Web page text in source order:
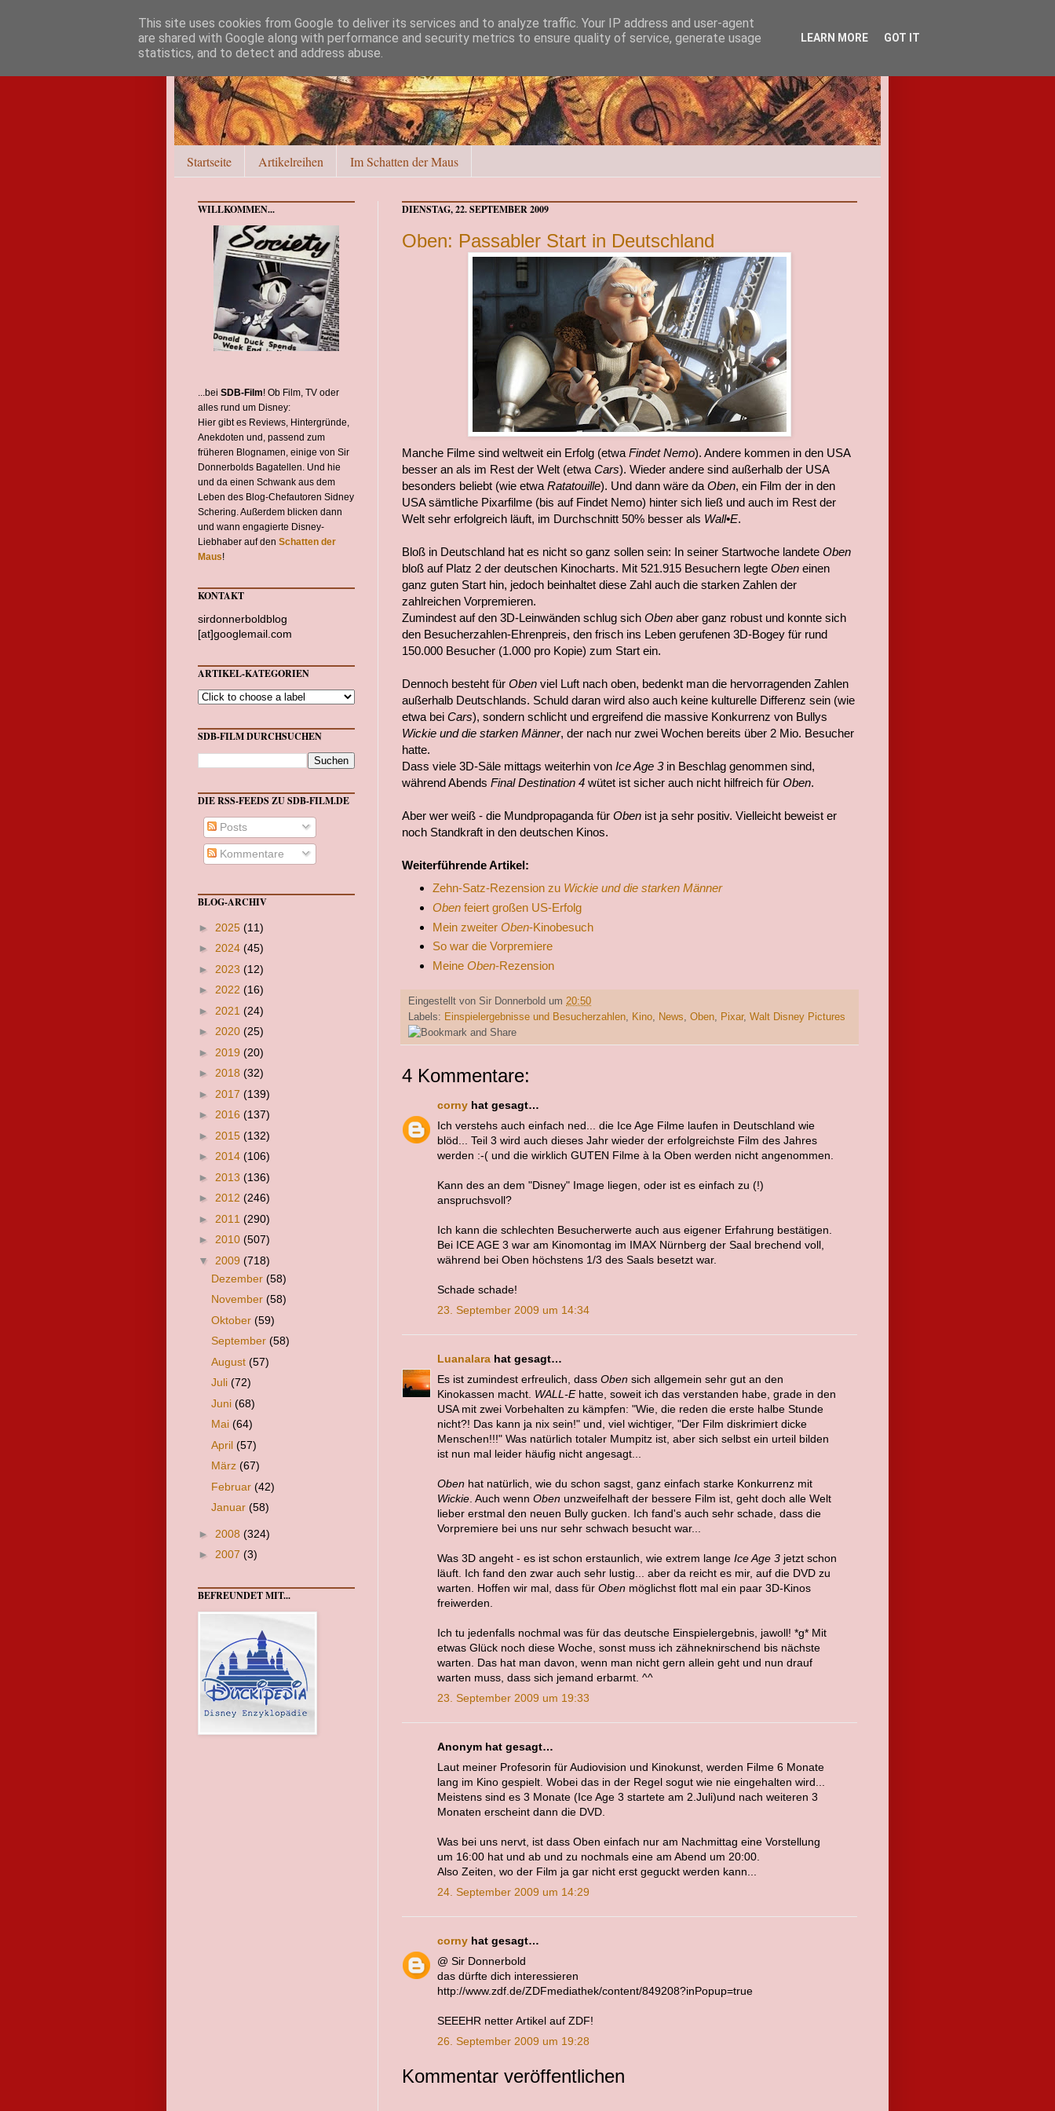
Startseite Artikelreihen Im Schatten der Maus
DIENSTAG, 22. SEPTEMBER 2009
Oben: Passabler Start in Deutschland
Manche Filme sind weltweit ein Erfolg (etwa Findet Nemo). Andere kommen in den USA
besser an als im Rest der Welt (etwa Cars). Wieder andere sind außerhalb der USA
besonders beliebt (wie etwa Ratatouille). Und dann wäre da Oben, ein Film der in den
USA sämtliche Pixarfilme (bis auf Findet Nemo) hinter sich ließ und auch im Rest der
Welt sehr erfolgreich läuft, im Durchschnitt 50% besser als Wall•E.
Bloß in Deutschland hat es nicht so ganz sollen sein: In seiner Startwoche landete Oben
bloß auf Platz 2 der deutschen Kinocharts. Mit 521.915 Besuchern legte Oben einen
ganz guten Start hin, jedoch beinhaltet diese Zahl auch die starken Zahlen der
zahlreichen Vorpremieren.
Zumindest auf den 3D-Leinwänden schlug sich Oben aber ganz robust und konnte sich
den Besucherzahlen-Ehrenpreis, den frisch ins Leben gerufenen 3D-Bogey für rund
150.000 Besucher (1.000 pro Kopie) zum Start ein.
Dennoch besteht für Oben viel Luft nach oben, bedenkt man die hervorragenden Zahlen
außerhalb Deutschlands. Schuld daran wird also auch keine kulturelle Differenz sein (wie
etwa bei Cars), sondern schlicht und ergreifend die massive Konkurrenz von Bullys
Wickie und die starken Männer, der nach nur zwei Wochen bereits über 2 Mio. Besucher
hatte.
Dass viele 3D-Säle mittags weiterhin von Ice Age 3in Beschlag genommen sind,
während Abends Final Destination 4 wütet ist sicher auch nicht hilfreich für Oben.
Aber wer weiß - die Mundpropaganda für Oben ist ja sehr positiv. Vielleicht beweist er
noch Standkraft in den deutschen Kinos.
Weiterführende Artikel:
Zehn-Satz-Rezension zu Wickie und die starken Männer
Obenfeiert großen US-Erfolg
Mein zweiter Oben-Kinobesuch
So war die Vorpremiere
Meine Oben-Rezension
Eingestellt von Sir Donnerbold um 20:50
Labels: Einspielergebnisse und Besucherzahlen, Kino, News, Oben, Pixar, Walt Disney Pictures
4 Kommentare:
corny hat gesagt…
Ich verstehs auch einfach ned... die Ice Age Filme laufen in Deutschland wie
blöd... Teil 3 wird auch dieses Jahr wieder der erfolgreichste Film des Jahres
werden :-( und die wirklich GUTEN Filme à la Oben werden nicht angenommen.
Kann des an dem "Disney" Image liegen, oder ist es einfach zu (!)
anspruchsvoll?
Ich kann die schlechten Besucherwerte auch aus eigener Erfahrung bestätigen.
Bei ICE AGE 3 war am Kinomontag im IMAX Nürnberg der Saal brechend voll,
während bei Oben höchstens 1/3 des Saals besetzt war.
Schade schade!
23. September 2009 um 14:34
Luanalara hat gesagt…
Es ist zumindest erfreulich, dass Oben sich allgemein sehr gut an den
Kinokassen macht. WALL-Ehatte, soweit ich das verstanden habe, grade in den
USA mit zwei Vorbehalten zu kämpfen: "Wie, die reden die erste halbe Stunde
nicht?! Das kann ja nix sein!" und, viel wichtiger, "Der Film diskrimiert dicke
Menschen!!!" Was natürlich totaler Mumpitz ist, aber sich selbst ein urteil bilden
ist nun mal leider häufig nicht angesagt...
Oben hat natürlich, wie du schon sagst, ganz einfach starke Konkurrenz mit
Wickie. Auch wenn Oben unzweifelhaft der bessere Film ist, geht doch alle Welt
lieber erstmal den neuen Bully gucken. Ich fand's auch sehr schade, dass die
Vorpremiere bei uns nur sehr schwach besucht war...
Was 3D angeht - es ist schon erstaunlich, wie extrem lange Ice Age 3 jetzt schon
läuft. Ich fand den zwar auch sehr lustig... aber da reicht es mir, auf die DVD zu
warten. Hoffen wir mal, dass für Oben möglichst flott mal ein paar 3D-Kinos
freiwerden.
Ich tu jedenfalls nochmal was für das deutsche Einspielergebnis, jawoll! *g* Mit
etwas Glück noch diese Woche, sonst muss ich zähneknirschend bis nächste
warten. Das hat man davon, wenn man nicht gern allein geht und nun drauf
warten muss, dass sich jemand erbarmt. ^^
23. September 2009 um 19:33
Anonym hat gesagt…
Laut meiner Profesorin für Audiovision und Kinokunst, werden Filme 6 Monate
lang im Kino gespielt. Wobei das in der Regel sogut wie nie eingehalten wird...
Meistens sind es 3 Monate (Ice Age 3 startete am 2.Juli)und nach weiteren 3
Monaten erscheint dann die DVD.
Was bei uns nervt, ist dass Oben einfach nur am Nachmittag eine Vorstellung
um 16:00 hat und ab und zu nochmals eine am Abend um 20:00.
Also Zeiten, wo der Film ja gar nicht erst geguckt werden kann...
24. September 2009 um 14:29
corny hat gesagt…
@ Sir Donnerbold
das dürfte dich interessieren
http://www.zdf.de/ZDFmediathek/content/849208?inPopup=true
SEEEHR netter Artikel auf ZDF!
26. September 2009 um 19:28
Kommentar veröffentlichen
WILLKOMMEN...
...bei SDB-Film! Ob Film, TV oder
alles rund um Disney:
Hier gibt es Reviews, Hintergründe,
Anekdoten und, passend zum
früheren Blognamen, einige von Sir
Donnerbolds Bagatellen. Und hie
und da einen Schwank aus dem
Leben des Blog-Chefautoren Sidney
Schering. Außerdem blicken dann
und wann engagierte Disney-
Liebhaber auf den Schatten der
Maus!
KONTAKT
sirdonnerboldblog
[at]googlemail.com
ARTIKEL-KATEGORIEN
SDB-FILM DURCHSUCHEN
DIE RSS-FEEDS ZU SDB-FILM.DE
Posts
Kommentare
BLOG-ARCHIV
► 2025 (11)
► 2024 (45)
► 2023 (12)
► 2022 (16)
► 2021 (24)
► 2020 (25)
► 2019 (20)
► 2018 (32)
► 2017 (139)
► 2016 (137)
► 2015 (132)
► 2014 (106)
► 2013 (136)
► 2012 (246)
► 2011 (290)
► 2010 (507)
▼ 2009 (718)
Dezember (58)
November (58)
Oktober (59)
September (58)
August (57)
Juli (72)
Juni (68)
Mai (64)
April (57)
März (67)
Februar (42)
Januar (58)
► 2008 (324)
► 2007 (3)
BEFREUNDET MIT...
This site uses cookies from Google to deliver its services and to analyze traffic. Your IP address and user-agent
are shared with Google along with performance and security metrics to ensure quality of service, generate usage
statistics, and to detect and address abuse.
LEARN MORE GOT IT